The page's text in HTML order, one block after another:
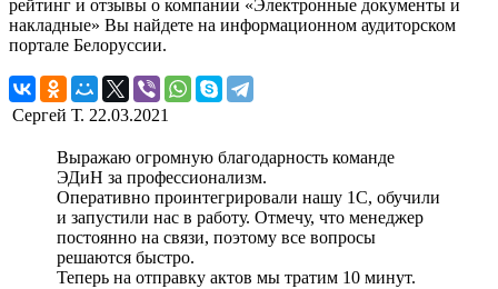
рейтинг и отзывы о компании «Электронные документы и
накладные» Вы найдете на информационном аудиторском
портале Белоруссии.
Сергей Т. 22.03.2021
Выражаю огромную благодарность команде
ЭДиН за профессионализм.
Оперативно проинтегрировали нашу 1С, обучили
и запустили нас в работу. Отмечу, что менеджер
постоянно на связи, поэтому все вопросы
решаются быстро.
Теперь на отправку актов мы тратим 10 минут.